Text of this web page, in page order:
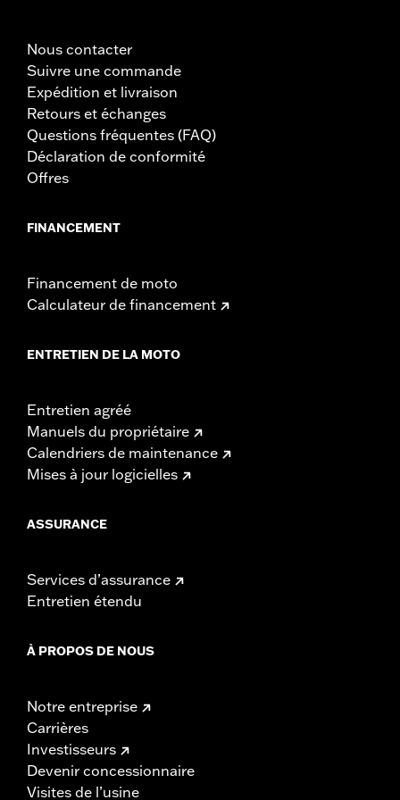
Nous contacter
Suivre une commande
Expédition et livraison
Retours et échanges
Questions fréquentes (FAQ)
Déclaration de conformité
Offres
FINANCEMENT
Financement de moto
Calculateur de financement
ENTRETIEN DE LA MOTO
Entretien agréé
Manuels du propriétaire
Calendriers de maintenance
Mises à jour logicielles
ASSURANCE
Services d’assurance
Entretien étendu
À PROPOS DE NOUS
Notre entreprise
Carrières
Investisseurs
Devenir concessionnaire
Visites de l’usine